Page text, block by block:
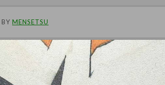
BY MENSETSU